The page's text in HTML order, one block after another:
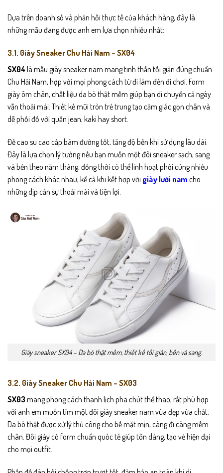
Dựa trên doanh số và phản hồi thực tế của khách hàng, đây là
những mẫu đang được anh em lựa chọn nhiều nhất:
3.1. Giày Sneaker Chu Hải Nam – SX04
SX04 là mẫu giày sneaker nam mang tinh thần tối giản đúng chuẩn
Chu Hải Nam, hợp với mọi phong cách từ đi làm đến đi chơi. Form
giày ôm chân, chất liệu da bò thật mềm giúp bạn di chuyển cả ngày
vẫn thoải mái. Thiết kế mũi tròn trẻ trung tạo cảm giác gọn chân và
dễ phối đồ với quần jean, kaki hay short.
Đế cao su cao cấp bám đường tốt, tăng độ bền khi sử dụng lâu dài.
Đây là lựa chọn lý tưởng nếu bạn muốn một đôi sneaker sạch, sang
và bền theo năm tháng, đồng thời có thể linh hoạt phối cùng nhiều
phong cách khác nhau, kể cả khi kết hợp với giày lười nam cho
những dịp cần sự thoải mái và tiện lợi.
Giày sneaker SX04 – Da bò thật mềm, thiết kế tối giản, bền và sang.
3.2. Giày Sneaker Chu Hải Nam – SX03
SX03 mang phong cách thanh lịch pha chút thể thao, rất phù hợp
với anh em muốn tìm một đôi giày sneaker nam vừa đẹp vừa chất.
Da bò thật được xử lý thủ công cho bề mặt mịn, càng đi càng mềm
chân. Đôi giày có form chuẩn quốc tế giúp tôn dáng, tạo vẻ hiện đại
cho mọi outfit.